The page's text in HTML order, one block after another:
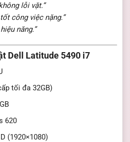
lỗi vặt.”
công việc nặng.”
năng.”
Dell Latitude 5490 i7
tối đa 32GB)
620
(1920×1080)